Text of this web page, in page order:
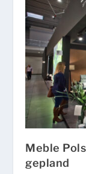
Meble
gepland